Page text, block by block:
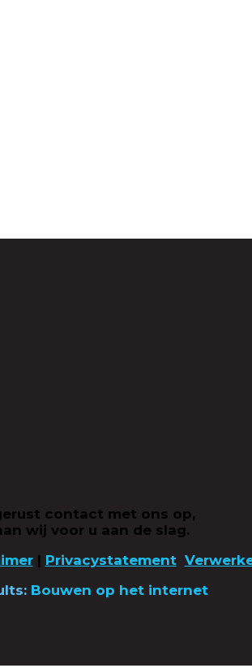
contact met ons op,
wij voor u aan de slag.
| Privacystatement
Bouwen op het internet